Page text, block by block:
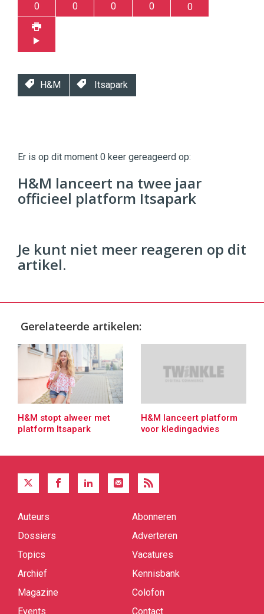
0 0 0 0 0
H&M Itsapark
|
Digital
Commercehttps://twinklemagazine.nl
9654
Er is op dit moment 0 keer gereageerd op:
H&M lanceert na twee jaar
officieel platform Itsapark
Je kunt niet meer reageren op dit
artikel.
Gerelateerde artikelen:
H&M stopt alweer met
platform Itsapark
H&M lanceert platform
voor kledingadvies
Quick
Auteurs
Dossiers
Topics
Archief
Magazine
Events
Abonneren
Adverteren
Vacatures
Kennisbank
Colofon
Contact